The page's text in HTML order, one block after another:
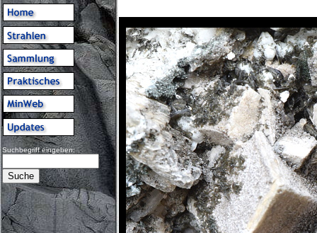
Suchbegriff eingeben: